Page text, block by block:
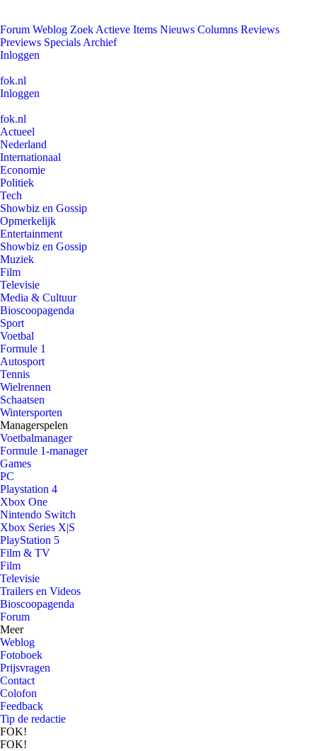
Forum Weblog Zoek Actieve Items Nieuws Columns Reviews
Previews Specials Archief
Inloggen
fok.nl
Inloggen
fok.nl
Actueel
Nederland
Internationaal
Economie
Politiek
Tech
Showbiz en Gossip
Opmerkelijk
Entertainment
Showbiz en Gossip
Muziek
Film
Televisie
Media & Cultuur
Bioscoopagenda
Sport
Voetbal
Formule 1
Autosport
Tennis
Wielrennen
Schaatsen
Wintersporten
Managerspelen
Voetbalmanager
Formule 1-manager
Games
PC
Playstation 4
Xbox One
Nintendo Switch
Xbox Series X|S
PlayStation 5
Film & TV
Film
Televisie
Trailers en Videos
Bioscoopagenda
Forum
Meer
Weblog
Fotoboek
Prijsvragen
Contact
Colofon
Feedback
Tip de redactie
FOK!
FOK!